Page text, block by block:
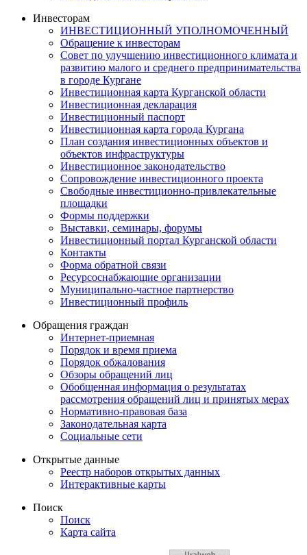
Инвесторам
ИНВЕСТИЦИОННЫЙ УПОЛНОМОЧЕННЫЙ
Обращение к инвесторам
Совет по улучшению инвестиционного климата и
развитию малого и среднего предпринимательства
в городе Кургане
Инвестиционная карта Курганской области
Инвестиционная декларация
Инвестиционный паспорт
Инвестиционная карта города Кургана
План создания инвестиционных объектов и
объектов инфраструктуры
Инвестиционное законодательство
Сопровождение инвестиционного проекта
Свободные инвестиционно-привлекательные
площадки
Формы поддержки
Выставки, семинары, форумы
Инвестиционный портал Курганской области
Контакты
Форма обратной связи
Ресурсоснабжающие организации
Муниципально-частное партнерство
Инвестиционный профиль
Обращения граждан
Интернет-приемная
Порядок и время приема
Порядок обжалования
Обзоры обращений лиц
Обобщенная информация о результатах
рассмотрения обращений лиц и принятых мерах
Нормативно-правовая база
Законодательная карта
Социальные сети
Открытые данные
Реестр наборов открытых данных
Интерактивные карты
Поиск
Поиск
Карта сайта